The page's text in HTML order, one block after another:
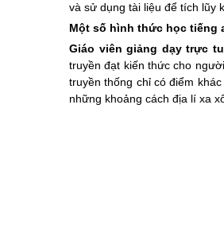
và sử dụng tài liệu để tích lũy
Một số hình thức học tiếng
Giáo viên giảng dạy trực
truyền đạt kiến thức cho
truyền thống chỉ có điểm
những khoảng cách địa lí xa